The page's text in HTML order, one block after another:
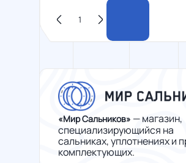
«Мир Сальников» — магазин,
специализирующийся на
сальниках, уплотнениях и
комплектующих.